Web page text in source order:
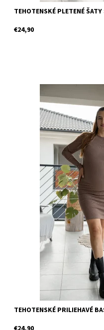
TEHOTENSKÉ PLETENÉ
€24,90
Dostupnosť:
Objednané
H44-44113/
TEHOTENSKÉ PRILIEHAVÉ